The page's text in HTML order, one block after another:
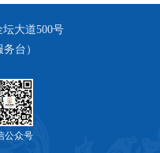
大道500号
台）
公众号